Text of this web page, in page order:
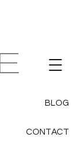
BLOG
CONTACT